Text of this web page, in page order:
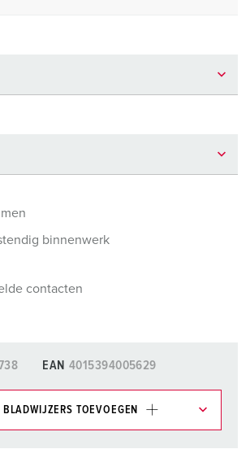
binnenwerk
contacten
EAN 4015394005629
BLADWIJZERS TOEVOEGEN